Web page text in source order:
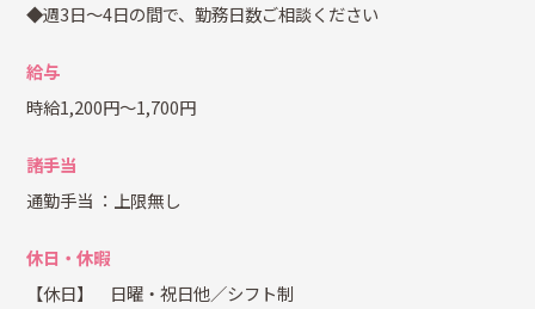
◆週3日～4日の間で、勤務日数ご相談ください
給与
時給1,200円～1,700円
諸手当
通勤手当 ：上限無し
休日・休暇
【休日】 日曜・祝日他／シフト制